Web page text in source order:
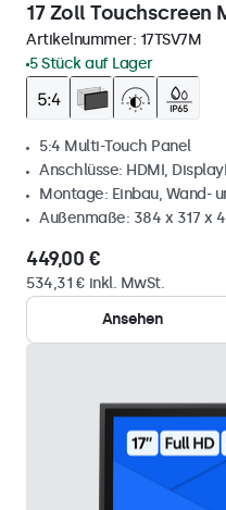
17 Zoll Touchscreen
Artikelnummer: 17TSV7M
5 Stück auf Lager
5:4 Multi-Touch Panel
Anschlüsse: HDMI,
Montage: Einbau, Wand-
Außenmaße: 384 x 317 x
449,00 €
534,31 € inkl. MwSt.
Ansehen